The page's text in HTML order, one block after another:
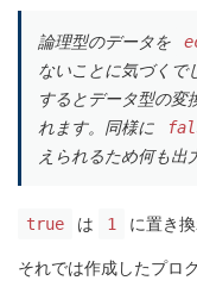
論理型のデータを
ないことに気づくで
するとデータ型の変
れます。同様に
えられるため何も出
true は 1
に置き換
それでは作成したプロ